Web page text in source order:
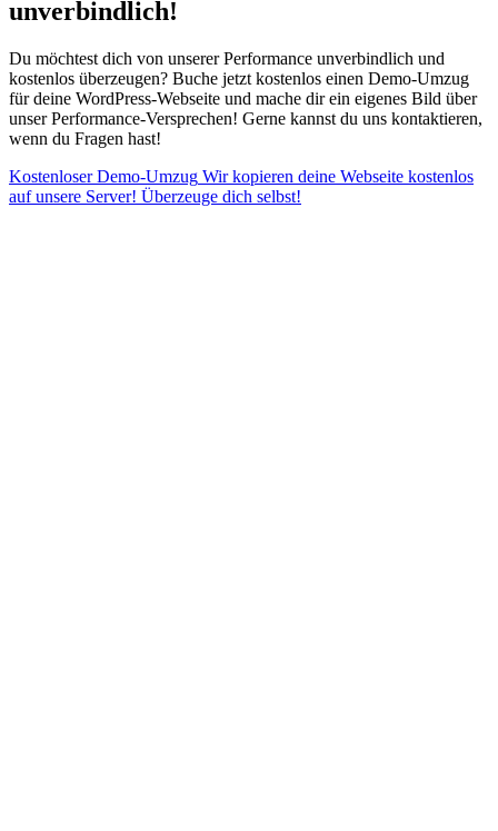
unverbindlich!
Du möchtest dich von unserer Performance unverbindlich und
kostenlos überzeugen? Buche jetzt kostenlos einen Demo-Umzug
für deine WordPress-Webseite und mache dir ein eigenes Bild über
unser Performance-Versprechen! Gerne kannst du uns kontaktieren,
wenn du Fragen hast!
Kostenloser Demo-Umzug Wir kopieren deine Webseite kostenlos
auf unsere Server! Überzeuge dich selbst!